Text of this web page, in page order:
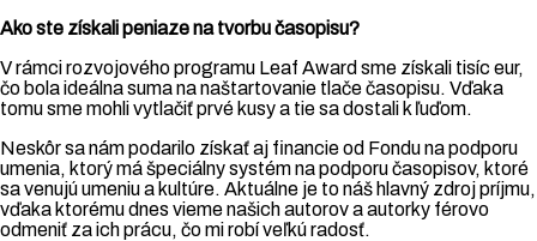
Ako ste získali peniaze na tvorbu časopisu?
V rámci rozvojového programu Leaf Award sme získali tisíc eur,
čo bola ideálna suma na naštartovanie tlače časopisu. Vďaka
tomu sme mohli vytlačiť prvé kusy a tie sa dostali k ľuďom.
Neskôr sa nám podarilo získať aj financie od Fondu na podporu
umenia, ktorý má špeciálny systém na podporu časopisov, ktoré
sa venujú umeniu a kultúre. Aktuálne je to náš hlavný zdroj príjmu,
vďaka ktorému dnes vieme našich autorov a autorky férovo
odmeniť za ich prácu, čo mi robí veľkú radosť.